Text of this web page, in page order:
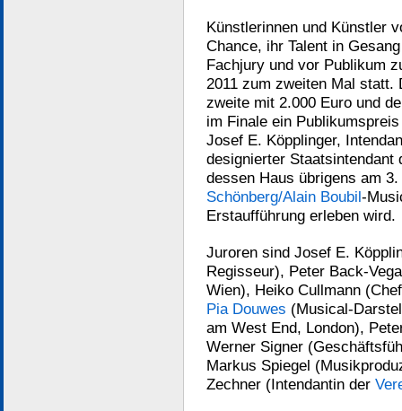
Künstlerinnen und Künstler
Chance, ihr Talent in
Fachjury und vor Publikum
2011 zum zweiten Mal
zweite mit 2.000 Euro und
im Finale ein
Josef E. Köpplinger,
designierter
dessen Haus übrigens am
Schönberg/Alain Boubil-
Erstaufführung erleben wird.
Juroren sind Josef E.
Regisseur), Peter Back-
Wien), Heiko Cullmann
Pia Douwes (Musical-
am West End, London),
Werner Signer
Markus Spiegel
Zechner (Intendantin der